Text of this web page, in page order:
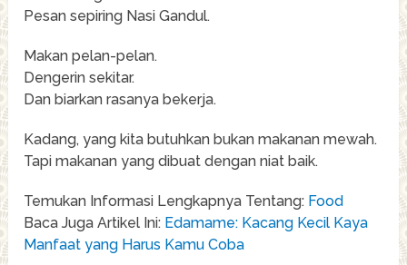
Pesan sepiring Nasi Gandul.
Makan pelan-pelan.
Dengerin sekitar.
Dan biarkan rasanya bekerja.
Kadang, yang kita butuhkan bukan makanan mewah.
Tapi makanan yang dibuat dengan niat baik.
Temukan Informasi Lengkapnya Tentang: Food
Baca Juga Artikel Ini: Edamame: Kacang Kecil Kaya
Manfaat yang Harus Kamu Coba